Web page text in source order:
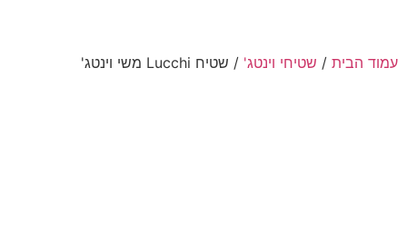
עמוד הבית / שטיחי וינטג' / שטיח Lucchi משי וינטג'